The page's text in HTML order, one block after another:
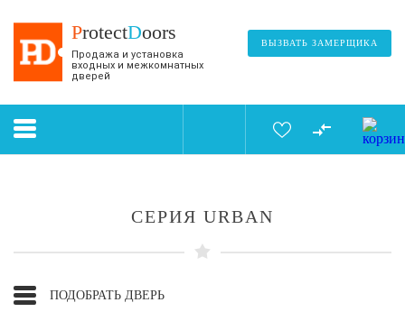
ProtectDoors
Продажа и установка
входных и межкомнатных
дверей
ВЫЗВАТЬ ЗАМЕРЩИКА
СЕРИЯ URBAN
ПОДОБРАТЬ ДВЕРЬ